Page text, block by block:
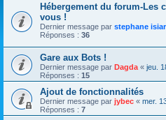
Hébergement du forum-Les
vous !
Dernier message par stephane isiar
Réponses : 36
Gare aux Bots !
Dernier message par Dagda « jeu.
Réponses : 15
Ajout de fonctionnalités
Dernier message par jybec « mer.
Réponses : 7